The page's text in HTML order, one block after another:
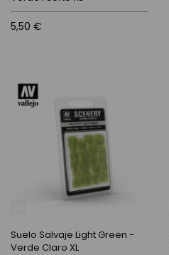
5,50 €
Suelo Salvaje Light Green -
Verde Claro XL